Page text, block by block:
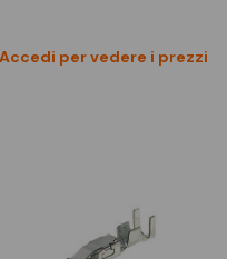
Accedi per vedere i prezzi
Confronta